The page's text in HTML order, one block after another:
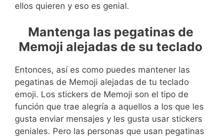
ellos quieren y eso es genial.
Mantenga las pegatinas de
Memoji alejadas de su teclado
Entonces, así es como puedes mantener las
pegatinas de Memoji alejadas de tu teclado
emoji. Los stickers de Memoji son el tipo de
función que trae alegría a aquellos a los que les
gusta enviar mensajes y les gusta usar stickers
geniales. Pero las personas que usan pegatinas